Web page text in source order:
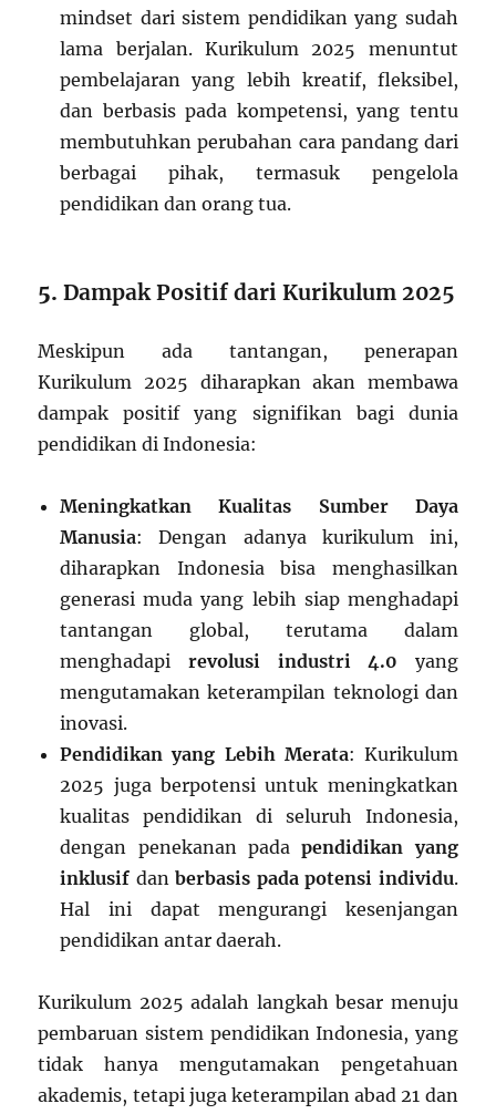
mindset dari sistem pendidikan yang sudah
lama berjalan. Kurikulum 2025 menuntut
pembelajaran yang lebih kreatif, fleksibel,
dan berbasis pada kompetensi, yang tentu
membutuhkan perubahan cara pandang dari
berbagai pihak, termasuk pengelola
pendidikan dan orang tua.
5.Dampak Positif dari Kurikulum 2025
Meskipun ada tantangan, penerapan
Kurikulum 2025 diharapkan akan membawa
dampak positif yang signifikan bagi dunia
pendidikan di Indonesia:
Meningkatkan Kualitas Sumber Daya
Manusia: Dengan adanya kurikulum ini,
diharapkan Indonesia bisa menghasilkan
generasi muda yang lebih siap menghadapi
tantangan global, terutama dalam
menghadapi revolusi industri 4.0 yang
mengutamakan keterampilan teknologi dan
inovasi.
Pendidikan yang Lebih Merata: Kurikulum
2025 juga berpotensi untuk meningkatkan
kualitas pendidikan di seluruh Indonesia,
dengan penekanan padapendidikan yang
inklusif danberbasis pada potensi individu.
Hal ini dapat mengurangi kesenjangan
pendidikan antar daerah.
Kurikulum 2025 adalah langkah besar menuju
pembaruan sistem pendidikan Indonesia, yang
tidak hanya mengutamakan pengetahuan
akademis, tetapi juga keterampilan abad 21 dan